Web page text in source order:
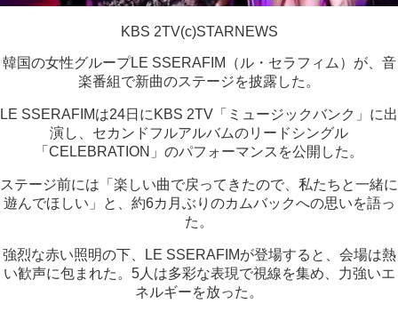
KBS 2TV(c)STARNEWS
韓国の女性グループLE SSERAFIM（ル・セラフィム）が、音
楽番組で新曲のステージを披露した。
LE SSERAFIMは24日にKBS 2TV「ミュージックバンク」に出
演し、セカンドフルアルバムのリードシングル
「CELEBRATION」のパフォーマンスを公開した。
ステージ前には「楽しい曲で戻ってきたので、私たちと一緒に
遊んでほしい」と、約6カ月ぶりのカムバックへの思いを語っ
た。
強烈な赤い照明の下、LE SSERAFIMが登場すると、会場は熱
い歓声に包まれた。5人は多彩な表現で視線を集め、力強いエ
ネルギーを放った。